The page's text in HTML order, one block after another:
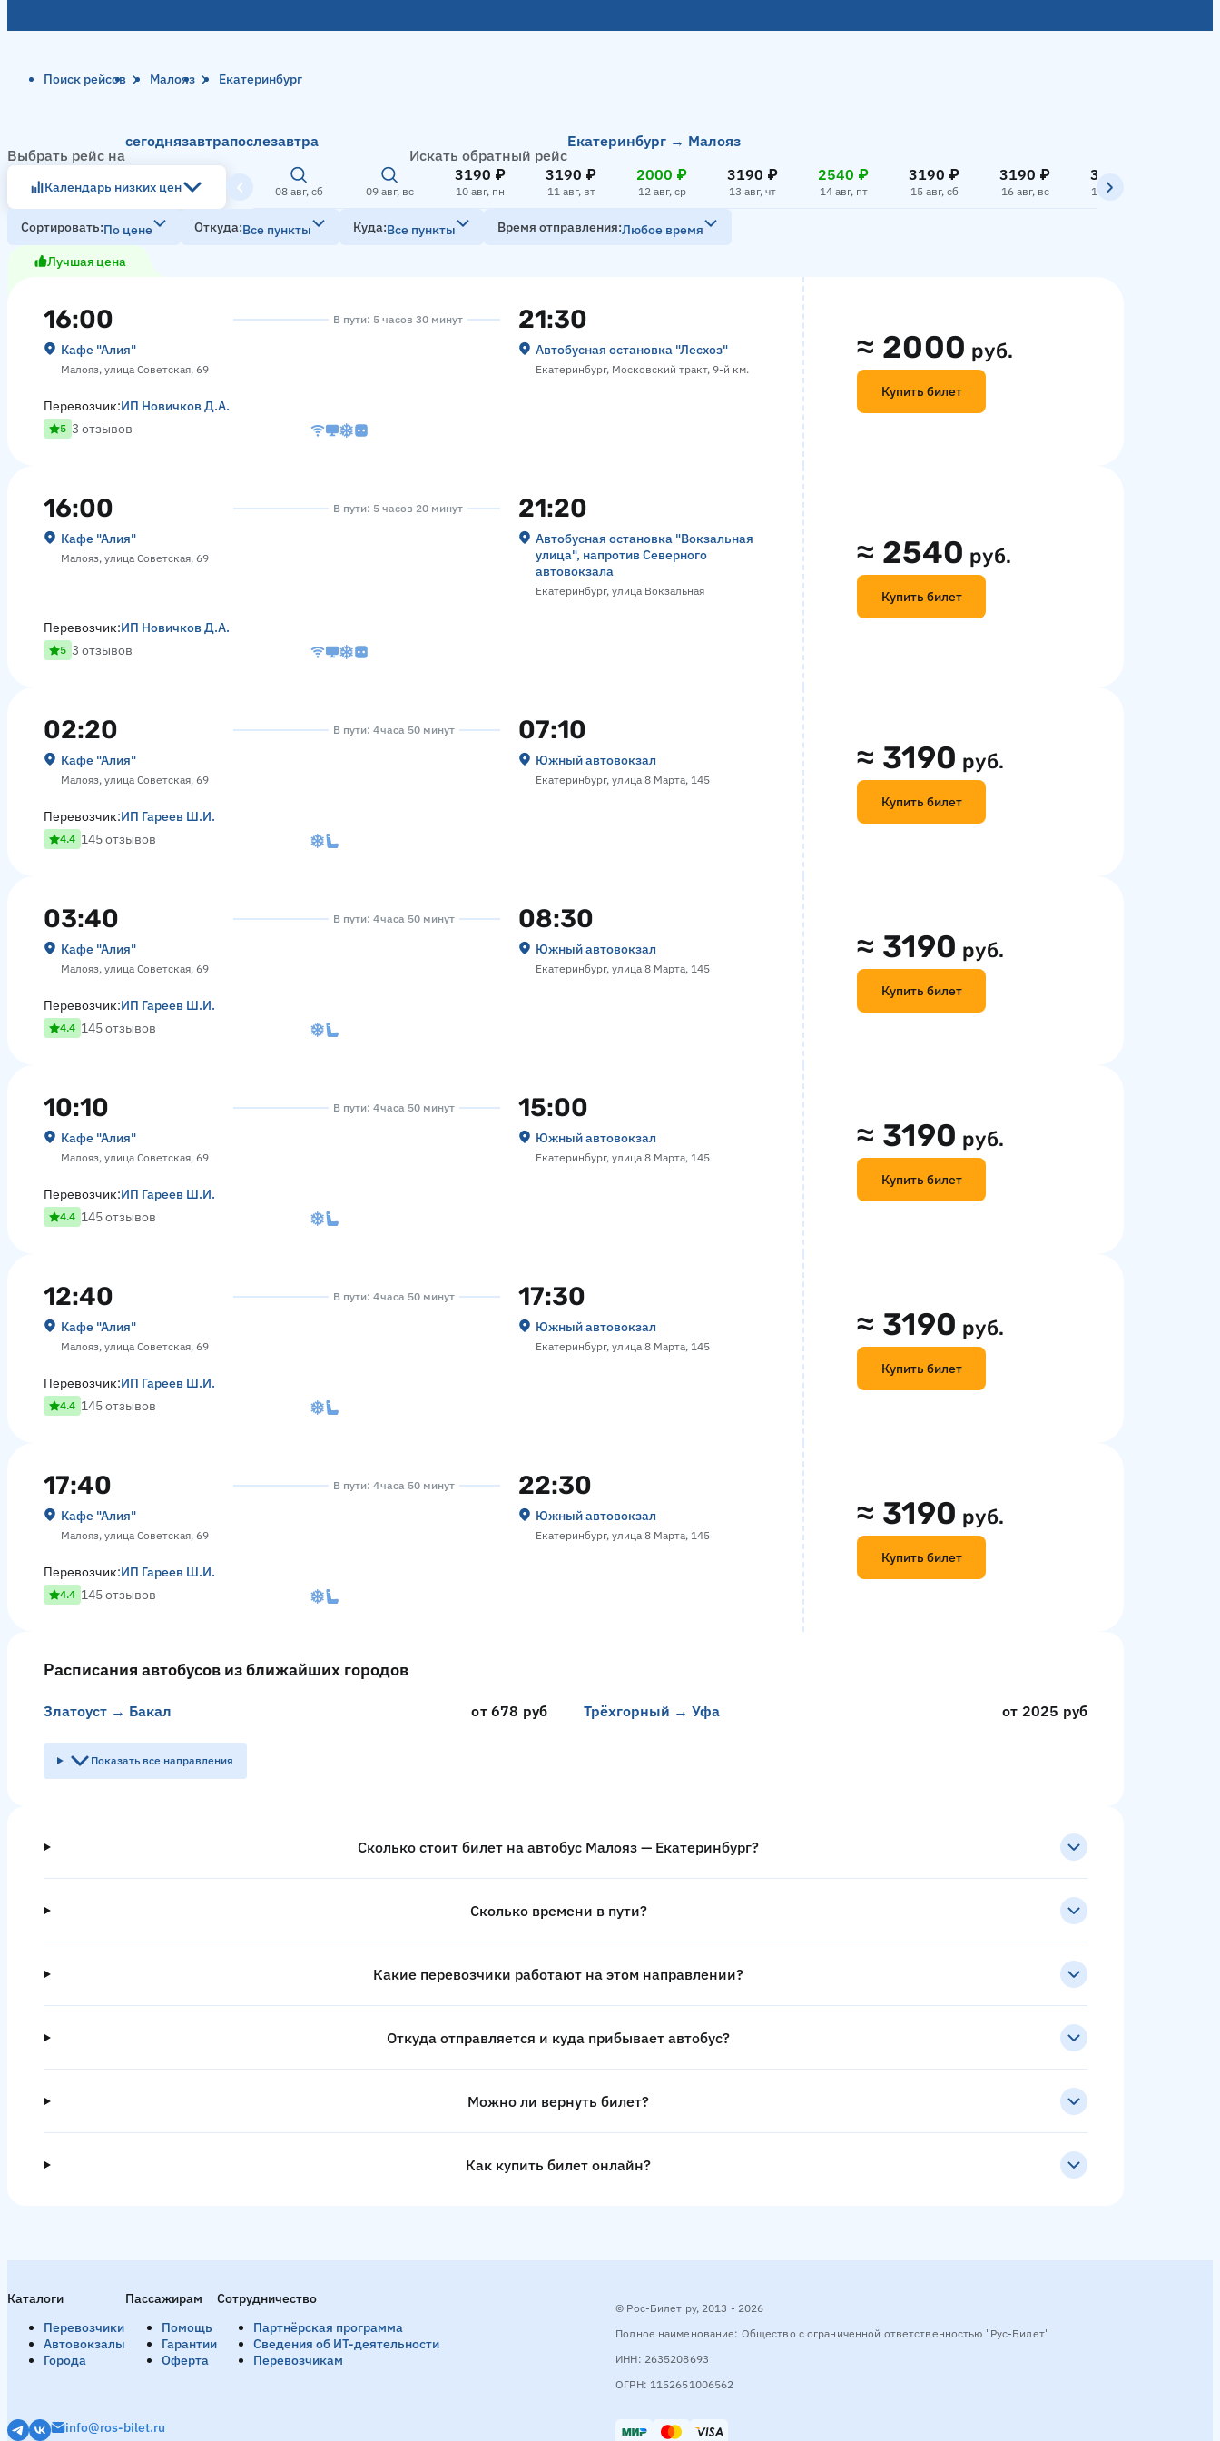
Поиск рейсов Малояз Екатеринбург
Выбрать рейс на
сегоднязавтрапослезавтра
Искать обратный рейс
Екатеринбург → Малояз
Календарь низких цен 08 авг, сб 09 авг, вс
3190 ₽
10 авг, пн
3190 ₽
11 авг, вт
2000 ₽
12 авг, ср
3190 ₽
13 авг, чт
2540 ₽
14 авг, пт
3190 ₽
15 авг, сб
3190 ₽
16 авг, вс
3190 ₽
17 авг, пн
Сортировать По цене Откуда Все пункты Куда Все пункты Время отправления Любое время
Лучшая цена
16:00
Кафе "Алия"
Малояз, улица Советская, 69
В пути: 5 часов 30 минут 21:30
Автобусная остановка "Лесхоз"
Екатеринбург, Московский тракт, 9-й км.
≈ 2000 руб.
Купить билет
Перевозчик:ИП Новичков Д.А.
5 3 отзывов
16:00
Кафе "Алия"
Малояз, улица Советская, 69
В пути: 5 часов 20 минут 21:20
Автобусная остановка "Вокзальная
улица", напротив Северного
автовокзала
Екатеринбург, улица Вокзальная
≈ 2540 руб.
Купить билет
Перевозчик:ИП Новичков Д.А.
5 3 отзывов
02:20
Кафе "Алия"
Малояз, улица Советская, 69
В пути: 4 часа 50 минут 07:10
Южный автовокзал
Екатеринбург, улица 8 Марта, 145
≈ 3190 руб.
Купить билет
Перевозчик:ИП Гареев Ш.И.
4.4 145 отзывов
03:40
Кафе "Алия"
Малояз, улица Советская, 69
В пути: 4 часа 50 минут 08:30
Южный автовокзал
Екатеринбург, улица 8 Марта, 145
≈ 3190 руб.
Купить билет
Перевозчик:ИП Гареев Ш.И.
4.4 145 отзывов
10:10
Кафе "Алия"
Малояз, улица Советская, 69
В пути: 4 часа 50 минут 15:00
Южный автовокзал
Екатеринбург, улица 8 Марта, 145
≈ 3190 руб.
Купить билет
Перевозчик:ИП Гареев Ш.И.
4.4 145 отзывов
12:40
Кафе "Алия"
Малояз, улица Советская, 69
В пути: 4 часа 50 минут 17:30
Южный автовокзал
Екатеринбург, улица 8 Марта, 145
≈ 3190 руб.
Купить билет
Перевозчик:ИП Гареев Ш.И.
4.4 145 отзывов
17:40
Кафе "Алия"
Малояз, улица Советская, 69
В пути: 4 часа 50 минут 22:30
Южный автовокзал
Екатеринбург, улица 8 Марта, 145
≈ 3190 руб.
Купить билет
Перевозчик:ИП Гареев Ш.И.
4.4 145 отзывов
Расписания автобусов из ближайших городов
Златоуст → Бакал от 678 руб Трёхгорный → Уфа от 2025 руб
Показать все направления
Сколько стоит билет на автобус Малояз — Екатеринбург?
Сколько времени в пути?
Какие перевозчики работают на этом направлении?
Откуда отправляется и куда прибывает автобус?
Можно ли вернуть билет?
Как купить билет онлайн?
Каталоги
Перевозчики
Автовокзалы
Города
Пассажирам
Помощь
Гарантии
Оферта
Сотрудничество
Партнёрская программа
Сведения об ИТ-деятельности
Перевозчикам
© Рос-Билет ру, 2013 - 2026
Полное наименование: Общество с ограниченной ответственностью "Рус-Билет"
ИНН: 2635208693
ОГРН: 1152651006562
info@ros-bilet.ru